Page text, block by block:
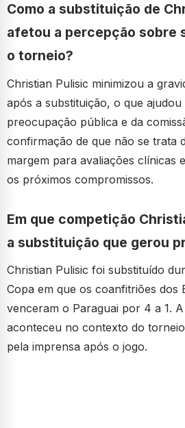
Como a substituição de
afetou a percepção sobre
o torneio?
Christian Pulisic minimizou a
após a substituição, o que
preocupação pública e da
confirmação de que não se trata
margem para avaliações clínicas
os próximos compromissos.
Em que competição
a substituição que gerou
Christian Pulisic foi substituído
Copa em que os coanfitriões dos
venceram o Paraguai por 4 a 1.
aconteceu no contexto do
pela imprensa após o jogo.